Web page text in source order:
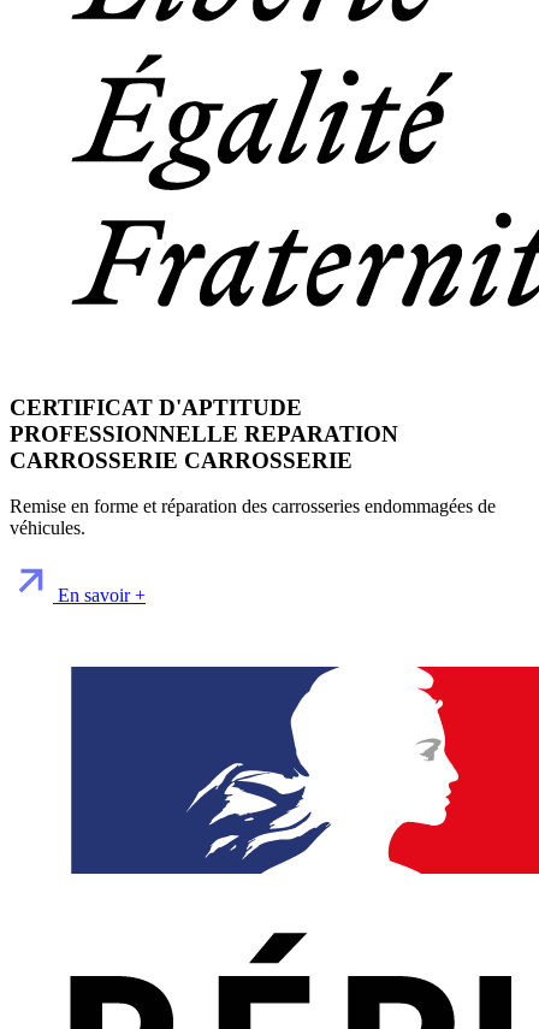
CERTIFICAT D'APTITUDE
PROFESSIONNELLE REPARATION
CARROSSERIE CARROSSERIE
Remise en forme et réparation des carrosseries endommagées de
véhicules.
En savoir +